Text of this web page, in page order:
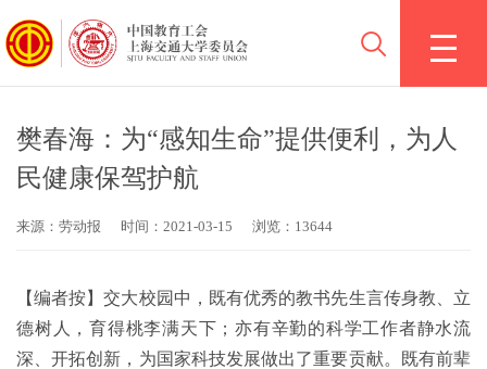
樊春海：为“感知生命”提供便利，为人
民健康保驾护航
来源：劳动报 时间：2021-03-15 浏览：13644
【编者按】交大校园中，既有优秀的教书先生言传身教、立
德树人，育得桃李满天下；亦有辛勤的科学工作者静水流
深、开拓创新，为国家科技发展做出了重要贡献。既有前辈